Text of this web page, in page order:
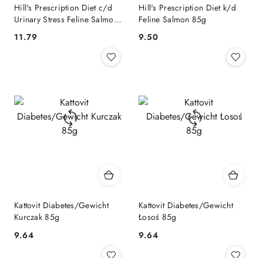
Hill's Prescription Diet c/d
Urinary Stress Feline Salmon
Cena:
11.79
Hill's Prescription Diet k/d
Feline Salmon 85g
Cena:
9.50
Kattovit Diabetes/Gewicht
Kurczak 85g
Cena:
9.64
Kattovit Diabetes/Gewicht
Łosoś 85g
Cena:
9.64